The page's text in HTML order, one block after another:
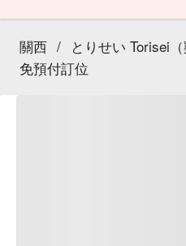
關西 / とりせい Torisei
免預付訂位